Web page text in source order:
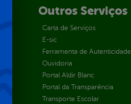
Outros Serviços
Carta de Serviços
E-sic
Ferramenta de Autenticidade
Ouvidoria
Portal Aldir Blanc
Portal da Transparência
Transporte Escolar